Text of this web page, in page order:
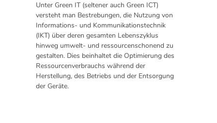
Unter Green IT (seltener auch Green ICT)
versteht man Bestrebungen, die Nutzung von
Informations- und Kommunikationstechnik
(IKT) über deren gesamten Lebenszyklus
hinweg umwelt- und ressourcenschonend zu
gestalten. Dies beinhaltet die Optimierung des
Ressourcenverbrauchs während der
Herstellung, des Betriebs und der Entsorgung
der Geräte.